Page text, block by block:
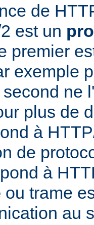
de
est un
premier
exemple
ne
plus de
à
de
à
ou trame
au